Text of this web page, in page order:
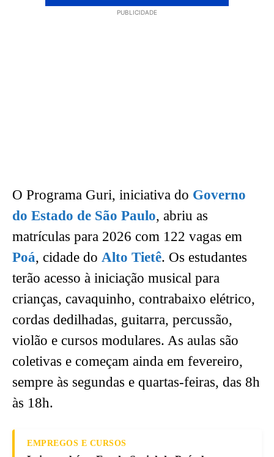
PUBLICIDADE
O Programa Guri, iniciativa do Governo
do Estado de São Paulo, abriu as
matrículas para 2026 com 122 vagas em
Poá, cidade do Alto Tietê. Os estudantes
terão acesso à iniciação musical para
crianças, cavaquinho, contrabaixo elétrico,
cordas dedilhadas, guitarra, percussão,
violão e cursos modulares. As aulas são
coletivas e começam ainda em fevereiro,
sempre às segundas e quartas-feiras, das 8h
às 18h.
EMPREGOS E CURSOS